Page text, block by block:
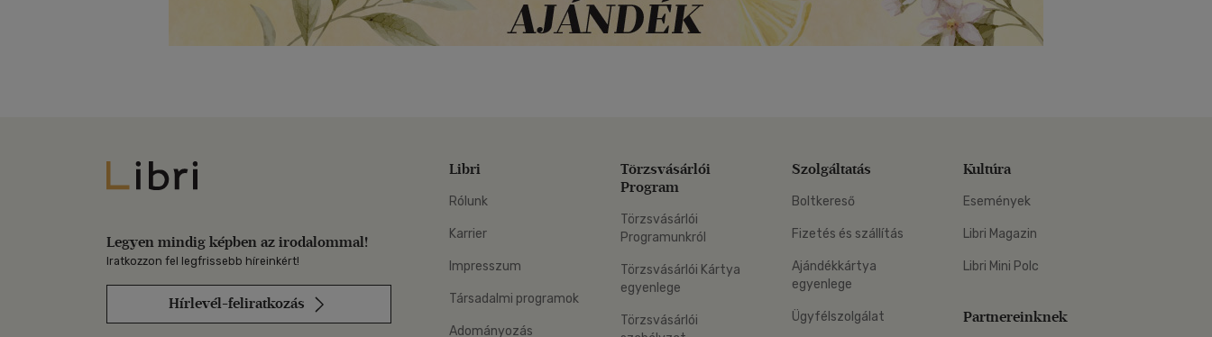
Libri
Legyen mindig képben az irodalommal!
Iratkozzon fel legfrissebb híreinkért!
Hírlevél-feliratkozás
Libri
Rólunk
Karrier
Impresszum
Társadalmi programok
Adományozás
Törzsvásárlói
Program
Törzsvásárlói
Programunkról
Törzsvásárlói Kártya
egyenlege
Törzsvásárlói
Szolgáltatás
Boltkereső
Fizetés és szállítás
Ajándékkártya
egyenlege
Ügyfélszolgálat
Kultúra
Események
Libri Magazin
Libri Mini Polc
Partnereinknek